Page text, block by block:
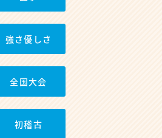
強さ優しさ
全国大会
初稽古